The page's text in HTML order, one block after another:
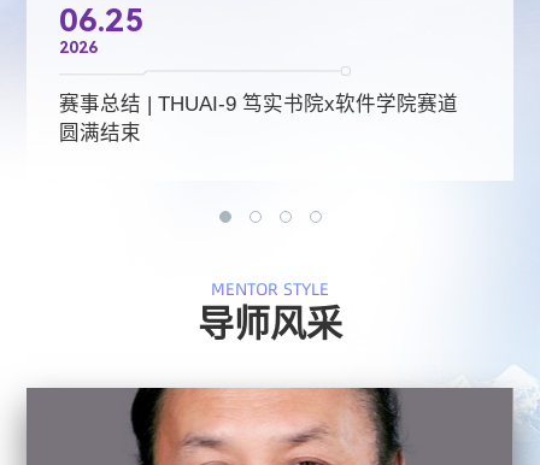
06.25
2026
赛事总结 | THUAI-9 笃实书院x软件学院赛道
圆满结束
MENTOR STYLE
导师风采